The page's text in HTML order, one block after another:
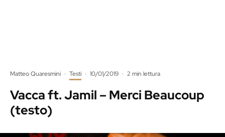
Matteo Quaresmini · Testi · 10/01/2019 · 2 min lettura
Vacca ft. Jamil – Merci Beaucoup
(testo)